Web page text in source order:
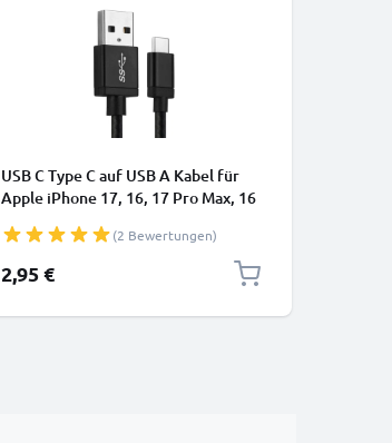
USB C Type C auf USB A Kabel für
Apple iPhone 17, 16, 17 Pro Max, 16
Samsung Galaxy S25 Ultra, S25
Google Pixel 10, 9a, 10 Pro, 10 Pro
XL Xiaomi 15 Ultra, Redmi Note 14
(2 Bewertungen)
2,95 €